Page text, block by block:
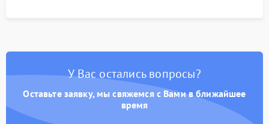
У Вас остались вопросы?
Оставьте заявку, мы свяжемся с Вами в ближайшее
время